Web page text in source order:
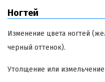
Ногтей
Изменение цвета ногтей
черный оттенок).
Утолщение или измельчение